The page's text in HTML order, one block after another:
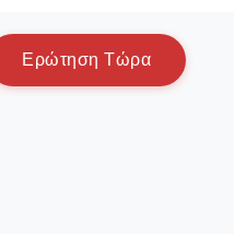
Ερώτηση Τώρα